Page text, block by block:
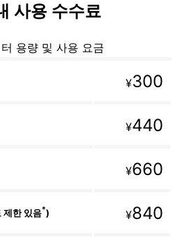
사용 수수료
용량 및 사용 요금
¥300
¥440
¥660
제한 있음*) ¥840